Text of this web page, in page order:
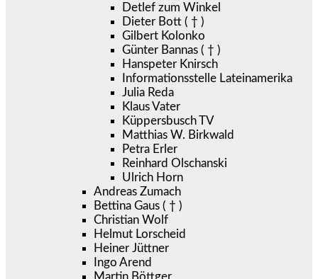
Detlef zum Winkel
Dieter Bott ( † )
Gilbert Kolonko
Günter Bannas ( † )
Hanspeter Knirsch
Informationsstelle Lateinamerika
Julia Reda
Klaus Vater
Küppersbusch TV
Matthias W. Birkwald
Petra Erler
Reinhard Olschanski
Ulrich Horn
Andreas Zumach
Bettina Gaus ( † )
Christian Wolf
Helmut Lorscheid
Heiner Jüttner
Ingo Arend
Martin Böttger